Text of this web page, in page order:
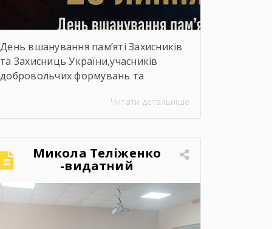
День вшанування пам’яті Захисників
та Захисниць України,учасників
добровольчих формувань та
закатовані або загинули у полоні
Читати детальніше
Микола Теліженко
-видатний
український
художник, графік,
скульптор, майстер
декоративно-